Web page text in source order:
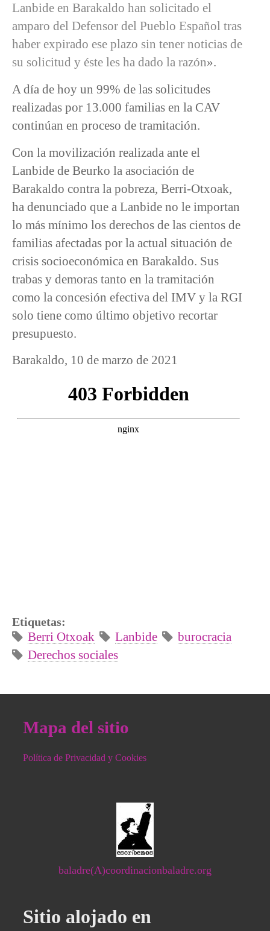
Lanbide en Barakaldo han solicitado el
amparo del Defensor del Pueblo Español tras
haber expirado ese plazo sin tener noticias de
su solicitud y éste les ha dado la razón».
A día de hoy un 99% de las solicitudes
realizadas por 13.000 familias en la CAV
continúan en proceso de tramitación.
Con la movilización realizada ante el
Lanbide de Beurko la asociación de
Barakaldo contra la pobreza, Berri-Otxoak,
ha denunciado que a Lanbide no le importan
lo más mínimo los derechos de las cientos de
familias afectadas por la actual situación de
crisis socioeconómica en Barakaldo. Sus
trabas y demoras tanto en la tramitación
como la concesión efectiva del IMV y la RGI
solo tiene como último objetivo recortar
presupuesto.
Barakaldo, 10 de marzo de 2021
Etiquetas:
Berri Otxoak Lanbide
burocracia
Derechos sociales
Mapa del sitio
Política de Privacidad y Cookies
baladre(A)coordinacionbaladre.org
Sitio alojado en